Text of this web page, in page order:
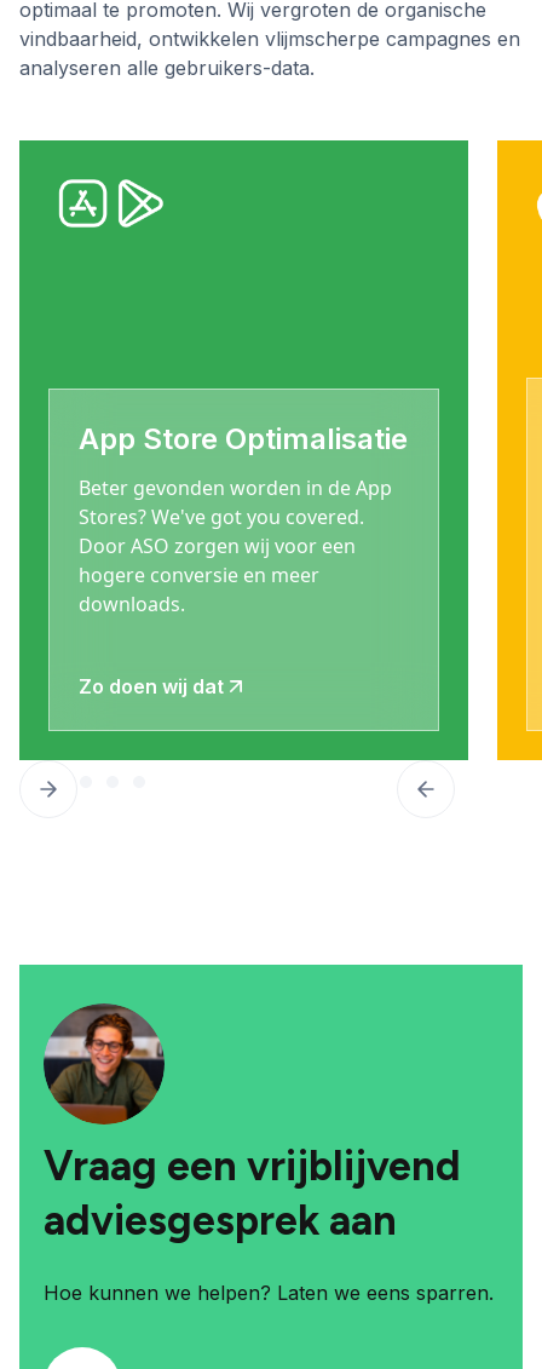
optimaal te promoten. Wij vergroten de organische
vindbaarheid, ontwikkelen vlijmscherpe campagnes en
analyseren alle gebruikers-data.
App Store Optimalisatie
Beter gevonden worden in de App
Stores? We've got you covered.
Door ASO zorgen wij voor een
hogere conversie en meer
downloads.
Zo doen wij dat
Vraag een vrijblijvend
adviesgesprek aan
Hoe kunnen we helpen? Laten we eens sparren.